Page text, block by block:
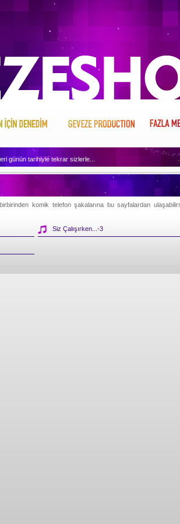
günün tarihiyle tekrar sizlerle...
dinlemek için tıklayın...
İçin Neler Denemiş merak ediyor musunuz, haydi tıklayın ve
sizin için ne kopuyormuş biliyor musunuz, tıklayın ve
komik telefon şakalarına bu sayfalardan
Siz Çalışırken...-3